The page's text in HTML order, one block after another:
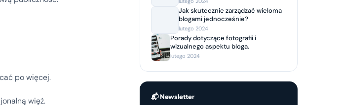
po więcej.
więź.
Jak skutecznie zarządzać wieloma
blogami jednocześnie?
lutego 2024
Porady dotyczące fotografii i
wizualnego aspektu bloga.
lutego 2024
📬 Newsletter